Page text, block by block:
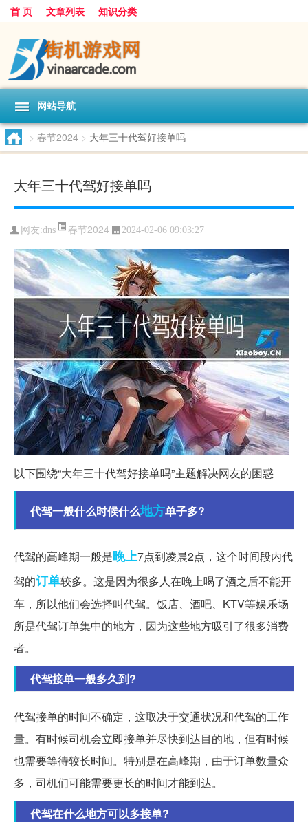
首 页 文章列表 知识分类
网站导航
> 春节2024 > 大年三十代驾好接单吗
大年三十代驾好接单吗
网友:dns 春节2024 2024-02-06 09:03:27
以下围绕“大年三十代驾好接单吗”主题解决网友的困惑
代驾一般什么时候什么地方单子多?
代驾的高峰期一般是晚上7点到凌晨2点，这个时间段内代
驾的订单较多。这是因为很多人在晚上喝了酒之后不能开
车，所以他们会选择叫代驾。饭店、酒吧、KTV等娱乐场
所是代驾订单集中的地方，因为这些地方吸引了很多消费
者。
代驾接单一般多久到?
代驾接单的时间不确定，这取决于交通状况和代驾的工作
量。有时候司机会立即接单并尽快到达目的地，但有时候
也需要等待较长时间。特别是在高峰期，由于订单数量众
多，司机们可能需要更长的时间才能到达。
代驾在什么地方可以多接单?